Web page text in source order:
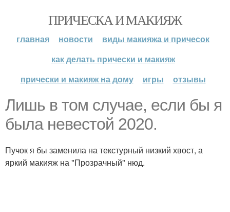
ПРИЧЕСКА И МАКИЯЖ
главная новости
виды макияжа и причесок
как делать прически и макияж
прически и макияж на дому
игры отзывы
Лишь в том случае, если бы я
была невестой 2020.
Пучок я бы заменила на текстурный низкий хвост, а
яркий макияж на "Прозрачный" нюд.